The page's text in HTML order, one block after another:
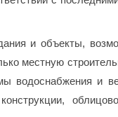
и объекты,
местную
водоснабжения и